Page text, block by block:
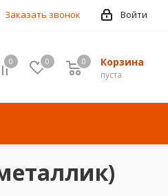
Войти
Заказать звонок
0 0 Корзина
пуста
0